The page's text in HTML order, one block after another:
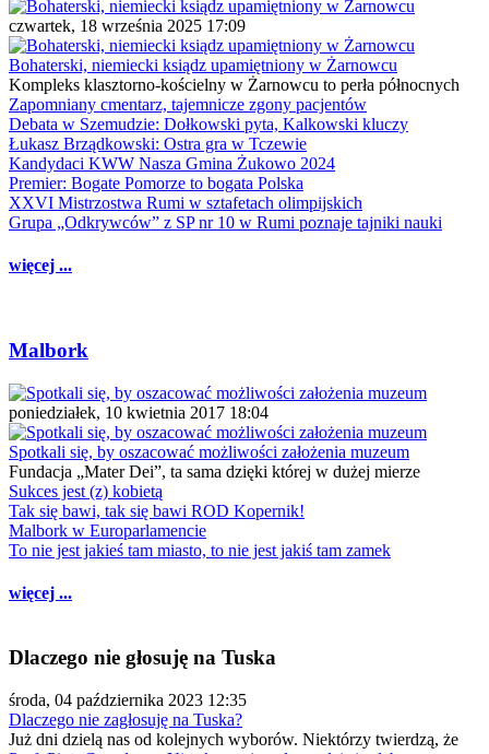
czwartek, 18 września 2025 17:09
Bohaterski, niemiecki ksiądz upamiętniony w Żarnowcu
Kompleks klasztorno-kościelny w Żarnowcu to perła północnych
Zapomniany cmentarz, tajemnicze zgony pacjentów
Debata w Szemudzie: Dołkowski pyta, Kalkowski kluczy
Łukasz Brządkowski: Ostra gra w Tczewie
Kandydaci KWW Nasza Gmina Żukowo 2024
Premier: Bogate Pomorze to bogata Polska
XXVI Mistrzostwa Rumi w sztafetach olimpijskich
Grupa „Odkrywców” z SP nr 10 w Rumi poznaje tajniki nauki
więcej ...
Malbork
poniedziałek, 10 kwietnia 2017 18:04
Spotkali się, by oszacować możliwości założenia muzeum
Fundacja „Mater Dei”, ta sama dzięki której w dużej mierze
Sukces jest (z) kobietą
Tak się bawi, tak się bawi ROD Kopernik!
Malbork w Europarlamencie
To nie jest jakieś tam miasto, to nie jest jakiś tam zamek
więcej ...
Dlaczego nie głosuję na Tuska
środa, 04 października 2023 12:35
Dlaczego nie zagłosuję na Tuska?
Już dni dzielą nas od kolejnych wyborów. Niektórzy twierdzą, że